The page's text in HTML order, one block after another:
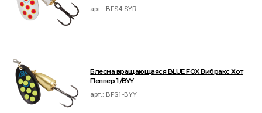
арт.: BFS4-SYR
Блесна вращающаяся BLUE FOX Вибракс Хот
Пеппер 1 /BYY
арт.: BFS1-BYY